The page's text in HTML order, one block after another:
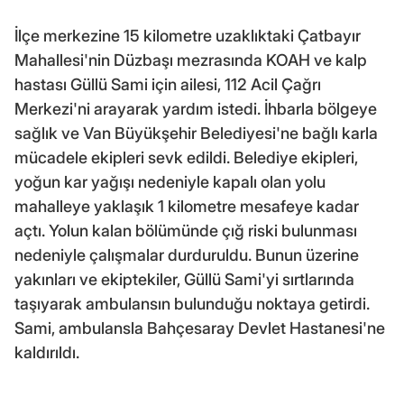
İlçe merkezine 15 kilometre uzaklıktaki Çatbayır
Mahallesi'nin Düzbaşı mezrasında KOAH ve kalp
hastası Güllü Sami için ailesi, 112 Acil Çağrı
Merkezi'ni arayarak yardım istedi. İhbarla bölgeye
sağlık ve Van Büyükşehir Belediyesi'ne bağlı karla
mücadele ekipleri sevk edildi. Belediye ekipleri,
yoğun kar yağışı nedeniyle kapalı olan yolu
mahalleye yaklaşık 1 kilometre mesafeye kadar
açtı. Yolun kalan bölümünde çığ riski bulunması
nedeniyle çalışmalar durduruldu. Bunun üzerine
yakınları ve ekiptekiler, Güllü Sami'yi sırtlarında
taşıyarak ambulansın bulunduğu noktaya getirdi.
Sami, ambulansla Bahçesaray Devlet Hastanesi'ne
kaldırıldı.